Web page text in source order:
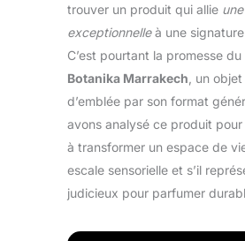
trouver un produit qui allie
exceptionnelleà une
C’est pourtant la promesse
Botanika Marrakech , un
d’emblée par son format
avons analysé ce produit
à transformer un espace de
escale sensorielle et s’il
judicieux pour parfumer